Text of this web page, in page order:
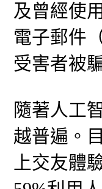
及曾經使
電子郵件
受害者被
隨著人工
越普遍。
上交友體